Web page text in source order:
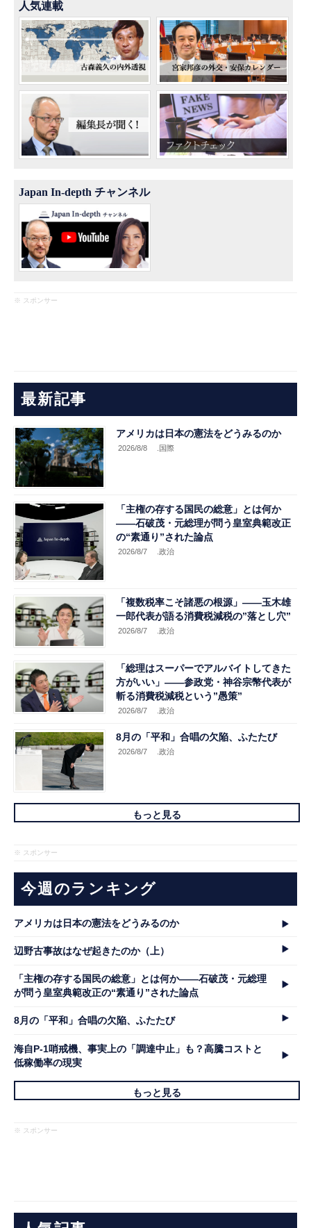
人気連載
Japan In-depth チャンネル
※ スポンサー
最新記事
アメリカは日本の憲法をどうみるのか
2026/8/8 .国際
「主権の存する国民の総意」とは何か
――石破茂・元総理が問う皇室典範改正
の“素通り”された論点
2026/8/7 .政治
「複数税率こそ諸悪の根源」――玉木雄
一郎代表が語る消費税減税の”落とし穴”
2026/8/7 .政治
「総理はスーパーでアルバイトしてきた
方がいい」――参政党・神谷宗幣代表が
斬る消費税減税という”愚策”
2026/8/7 .政治
8月の「平和」合唱の欠陥、ふたたび
2026/8/7 .政治
もっと見る
※ スポンサー
今週のランキング
アメリカは日本の憲法をどうみるのか
辺野古事故はなぜ起きたのか（上）
「主権の存する国民の総意」とは何か――石破茂・元総理
が問う皇室典範改正の“素通り”された論点
8月の「平和」合唱の欠陥、ふたたび
海自P-1哨戒機、事実上の「調達中止」も？高騰コストと
低稼働率の現実
もっと見る
※ スポンサー